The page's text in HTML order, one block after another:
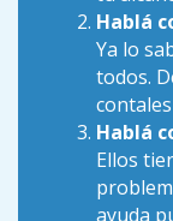
Hablá
Ya lo
todos.
Hablá
Ellos
ayuda